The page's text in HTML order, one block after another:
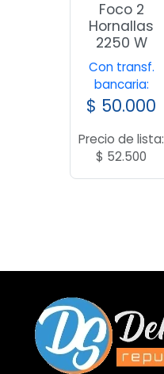
Foco 2
Hornallas
2250 W
Con transf.
bancaria:
$ 50.000
Precio de lista:
$ 52.500